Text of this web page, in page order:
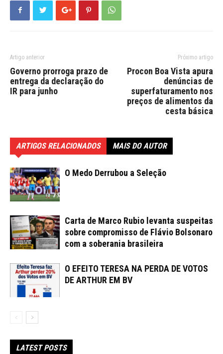
Artigo anterior
Governo prorroga prazo de
entrega da declaração do
IR para junho
Próximo artigo
Procon Boa Vista apura
denúncias de
superfaturamento nos
preços de alimentos da
cesta básica
ARTIGOS RELACIONADOS MAIS DO AUTOR
O Medo Derrubou a Seleção
Carta de Marco Rubio levanta suspeitas
sobre compromisso de Flávio Bolsonaro
com a soberania brasileira
O EFEITO TERESA NA PERDA DE VOTOS
DE ARTHUR EM BV
LATEST POSTS